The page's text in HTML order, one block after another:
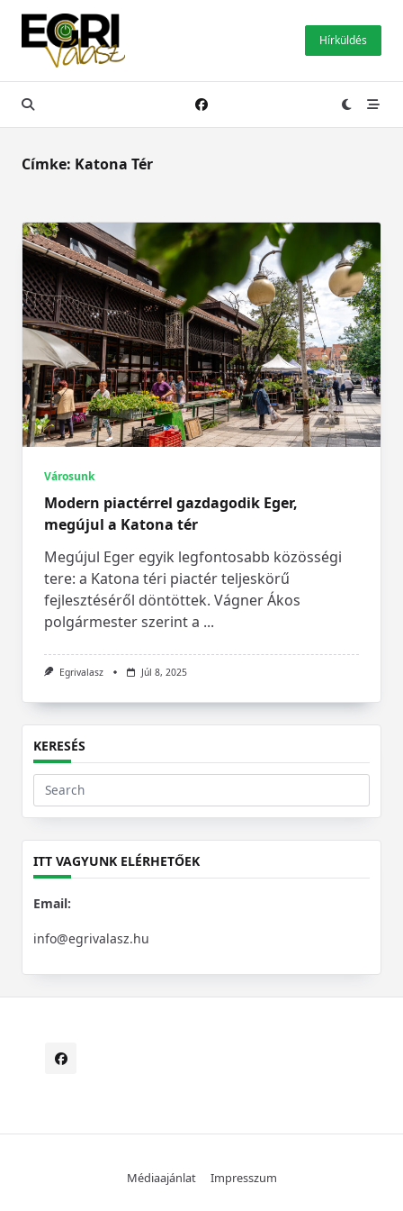
Skip
content
Hírküldés
Címke: Katona Tér
Városunk
Modern piactérrel gazdagodik Eger,
megújul a Katona tér
Megújul Eger egyik legfontosabb közösségi
tere: a Katona téri piactér teljeskörű
fejlesztéséről döntöttek. Vágner Ákos
polgármester szerint a ...
Egrivalasz Júl 8, 2025
KERESÉS
Search
for:
ITT VAGYUNK ELÉRHETŐEK
Email:
info@egrivalasz.hu
Médiaajánlat Impresszum